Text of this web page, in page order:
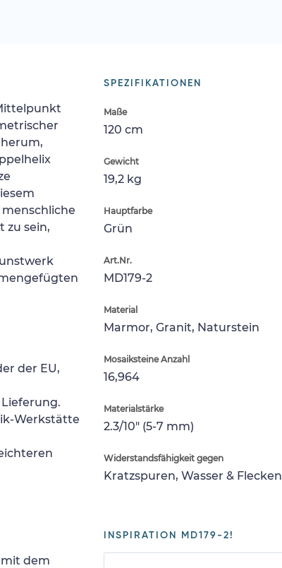
SPEZIFIKATIONEN
Maße
120 cm
Gewicht
19,2 kg
Hauptfarbe
Grün
Art.Nr.
MD179-2
Material
Marmor, Granit, Naturstein
Mosaiksteine Anzahl
16,964
Materialstärke
2.3/10" (5-7 mm)
Widerstandsfähigkeit gegen
Kratzspuren, Wasser & Flecken
INSPIRATION MD179-2!
zu sein,
der EU,
Lieferung.
Werkstätte
mit dem